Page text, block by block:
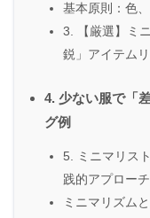
基本原則：色
3. 【厳選】ミ
鋭」アイテム
4. 少ない服で「
グ例
5. ミニマリス
践的アプローチ
ミニマリズム